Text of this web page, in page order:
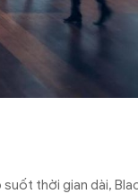
thời gian dài,